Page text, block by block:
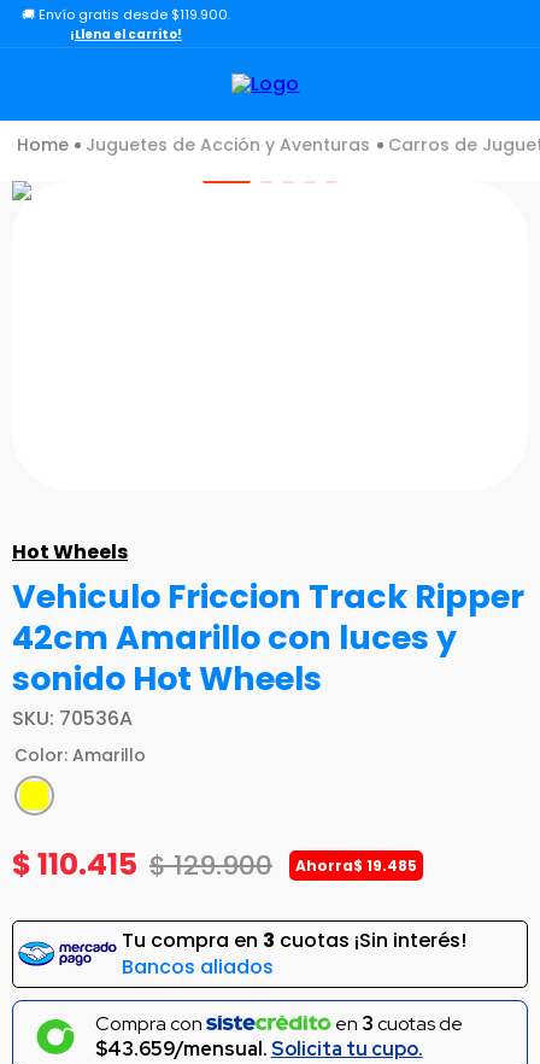
🚚 Envío gratis desde $119.900.
¡Llena el carrito!
Juguetes de Acción y Aventuras Carros de
Hot Wheels
Vehiculo Friccion Track Ripper
42cm Amarillo con luces y
sonido Hot Wheels
SKU: 70536A
Color: Amarillo
$110.415 $129.900 Ahorra$ 19.485
Tu compra en 3 cuotas ¡Sin interés!
Bancos aliados
Compra con en 3cuotas de
$43.659/mensual.Solicita tu cupo.
TÉRMINOS MÁS BUSCADOS
3.
carro
4